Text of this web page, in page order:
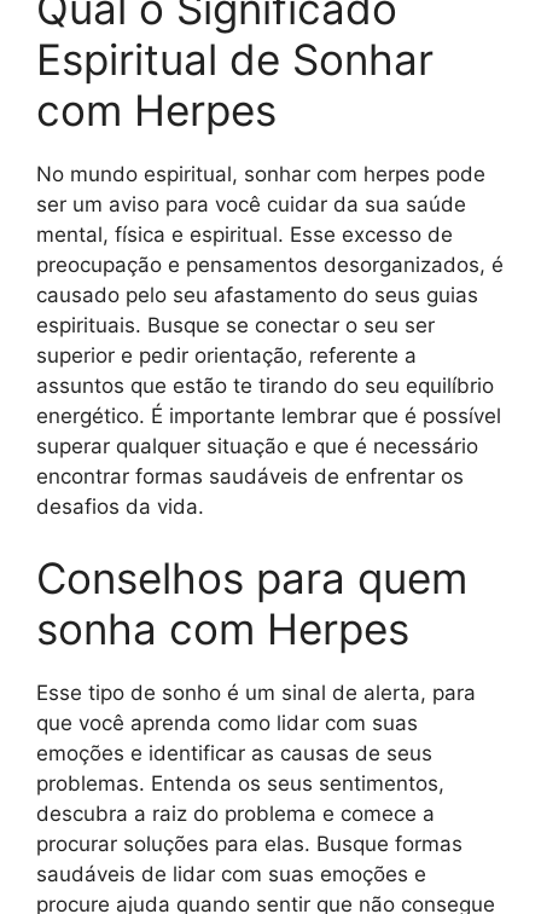
Espiritual de Sonhar
com Herpes
No mundo espiritual, sonhar com herpes pode
ser um aviso para você cuidar da sua saúde
mental, física e espiritual. Esse excesso de
preocupação e pensamentos desorganizados, é
causado pelo seu afastamento do seus guias
espirituais. Busque se conectar o seu ser
superior e pedir orientação, referente a
assuntos que estão te tirando do seu equilíbrio
energético. É importante lembrar que é possível
superar qualquer situação e que é necessário
encontrar formas saudáveis de enfrentar os
desafios da vida.
Conselhos para quem
sonha com Herpes
Esse tipo de sonho é um sinal de alerta, para
que você aprenda como lidar com suas
emoções e identificar as causas de seus
problemas. Entenda os seus sentimentos,
descubra a raiz do problema e comece a
procurar soluções para elas. Busque formas
saudáveis de lidar com suas emoções e
procure ajuda quando sentir que não consegue